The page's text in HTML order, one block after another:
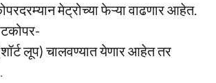
मेट्रोच्या फेऱ्या वाढणार आहेत.
(शॉर्ट लूप) चालवण्यात येणार आहेत तर